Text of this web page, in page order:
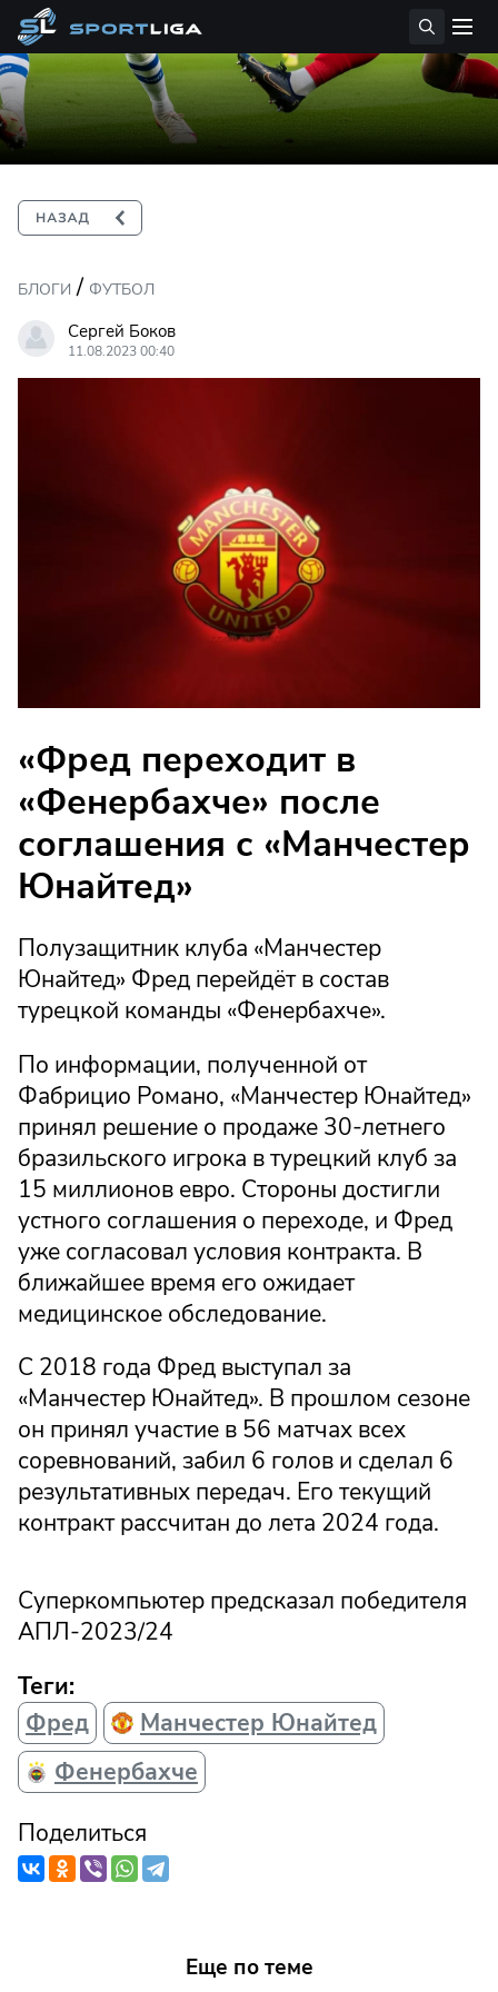
БЛОГИ / ФУТБОЛ
Сергей Боков
11.08.2023 00:40
«Фред переходит в
«Фенербахче» после
соглашения с «Манчестер
Юнайтед»
Полузащитник клуба «Манчестер
Юнайтед» Фред перейдёт в состав
турецкой команды «Фенербахче».
По информации, полученной от
Фабрицио Романо, «Манчестер Юнайтед»
принял решение о продаже 30-летнего
бразильского игрока в турецкий клуб за
15 миллионов евро. Стороны достигли
устного соглашения о переходе, и Фред
уже согласовал условия контракта. В
ближайшее время его ожидает
медицинское обследование.
С 2018 года Фред выступал за
«Манчестер Юнайтед». В прошлом сезоне
он принял участие в 56 матчах всех
соревнований, забил 6 голов и сделал 6
результативных передач. Его текущий
контракт рассчитан до лета 2024 года.
Суперкомпьютер предсказал победителя
АПЛ-2023/24
Теги:
Фред
Манчестер Юнайтед
Фенербахче
Поделиться
Еще по теме